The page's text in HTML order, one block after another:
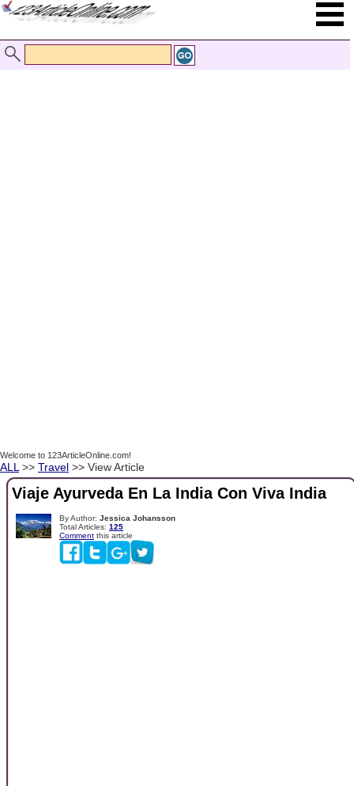
Welcome to 123ArticleOnline.com!
ALL >> Travel >> View Article
Viaje Ayurveda En La India Con Viva India
By Author: Jessica Johansson
Total Articles: 125
Comment this article